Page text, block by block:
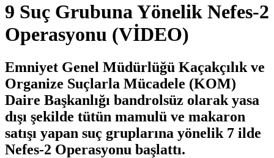
9 Suç Grubuna Yönelik Nefes-2
Operasyonu (VİDEO)
Emniyet Genel Müdürlüğü Kaçakçılık ve
Organize Suçlarla Mücadele (KOM)
Daire Başkanlığı bandrolsüz olarak yasa
dışı şekilde tütün mamulü ve makaron
satışı yapan suç gruplarına yönelik 7 ilde
Nefes-2 Operasyonu başlattı.